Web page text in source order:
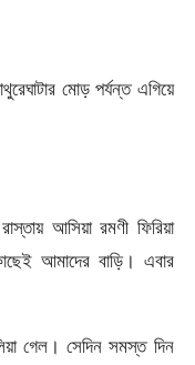
মোড় পর্যন্ত এগিয়ে
আসিয়া রমণী ফিরিয়া
আমাদের বাড়ি। এবার
গেল। সেদিন সমস্ত দিন